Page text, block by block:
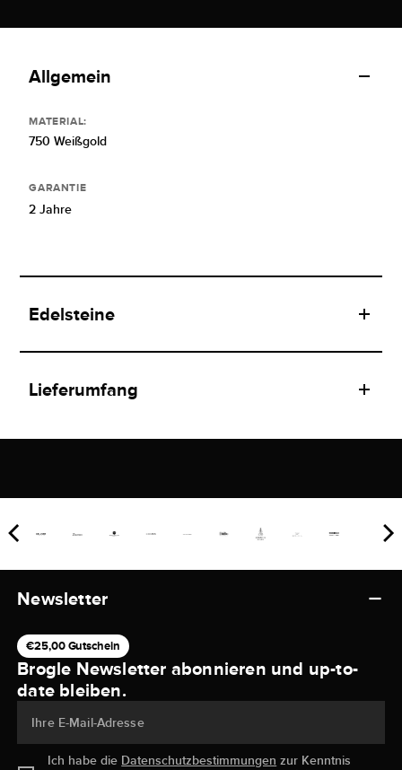
Allgemein
MATERIAL:
750 Weißgold
GARANTIE
2 Jahre
Edelsteine
Lieferumfang
Newsletter
€25,00 Gutschein
Brogle Newsletter abonnieren und up-to-
date bleiben.
Ihre E-Mail-Adresse
Ich habe die Datenschutzbestimmungen zur Kenntnis